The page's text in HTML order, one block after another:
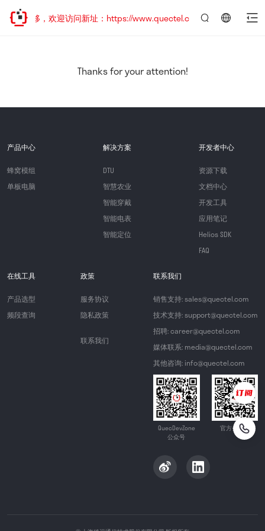
址已迁移，欢迎访问新址：https://www.quectel.com.cn
Thanks for your attention!
产品中心
蜂窝模组
单板电脑
解决方案
DTU
智慧农业
智能穿戴
智能电表
智能定位
开发者中心
资源下载
文档中心
开发工具
应用笔记
Helios SDK
FAQ
在线工具
产品选型
频段查询
政策
服务协议
隐私政策
联系我们
联系我们
销售支持: sales@quectel.com
技术支持: support@quectel.com
招聘: career@quectel.com
媒体联系: media@quectel.com
其他咨询: info@quectel.com
QuecDevZone
公众号
官方公众号